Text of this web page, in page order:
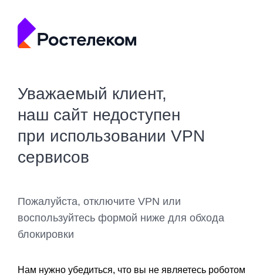
Уважаемый клиент,
наш сайт недоступен
при использовании VPN
сервисов
Пожалуйста, отключите VPN или
воспользуйтесь формой ниже для обхода
блокировки
Нам нужно убедиться, что вы не являетесь роботом